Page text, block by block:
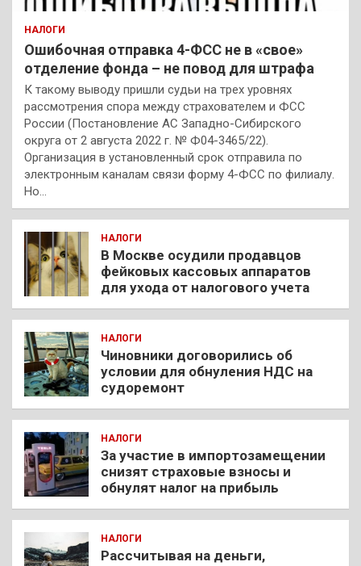
НАЛОГИ
Ошибочная отправка 4-ФСС не в «свое»
отделение фонда – не повод для штрафа
К такому выводу пришли судьи на трех уровнях
рассмотрения спора между страхователем и ФСС
России (Постановление АС Западно-Сибирского
округа от 2 августа 2022 г. № Ф04-3465/22).
Организация в установленный срок отправила по
электронным каналам связи форму 4-ФСС по филиалу.
Но…
НАЛОГИ
В Москве осудили продавцов
фейковых кассовых аппаратов
для ухода от налогового учета
НАЛОГИ
Чиновники договорились об
условии для обнуления НДС на
судоремонт
НАЛОГИ
За участие в импортозамещении
снизят страховые взносы и
обнулят налог на прибыль
НАЛОГИ
Рассчитывая на деньги,